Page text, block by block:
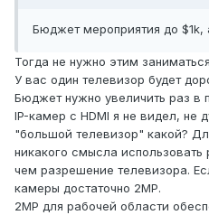
Бюджет мероприятия до $1k,
Тогда не нужно этим
У вас один телевизор будет
Бюджет нужно увеличить раз в
IP-камер с HDMI я не видел, не
"большой телевизор" какой?
никакого смысла
чем разрешение телевизора.
камеры достаточно 2MP.
2MP для рабочей области